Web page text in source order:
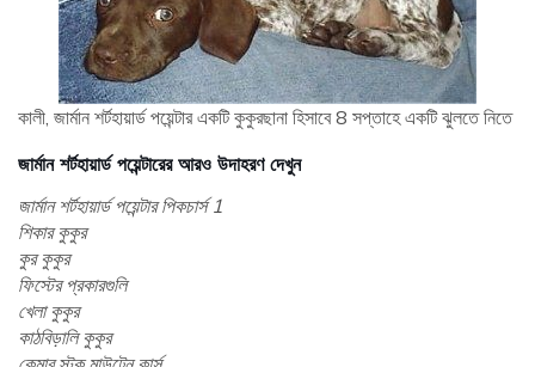
কালী, জার্মান শর্টহায়ার্ড পয়েন্টার একটি কুকুরছানা হিসাবে 8 সপ্তাহে একটি ঝুলতে নিতে
জার্মান শর্টহায়ার্ড পয়েন্টারের আরও উদাহরণ দেখুন
জার্মান শর্টহায়ার্ড পয়েন্টার পিকচার্স 1
শিকার কুকুর
কুর কুকুর
ফিস্টের প্রকারগুলি
খেলা কুকুর
কাঠবিড়ালি কুকুর